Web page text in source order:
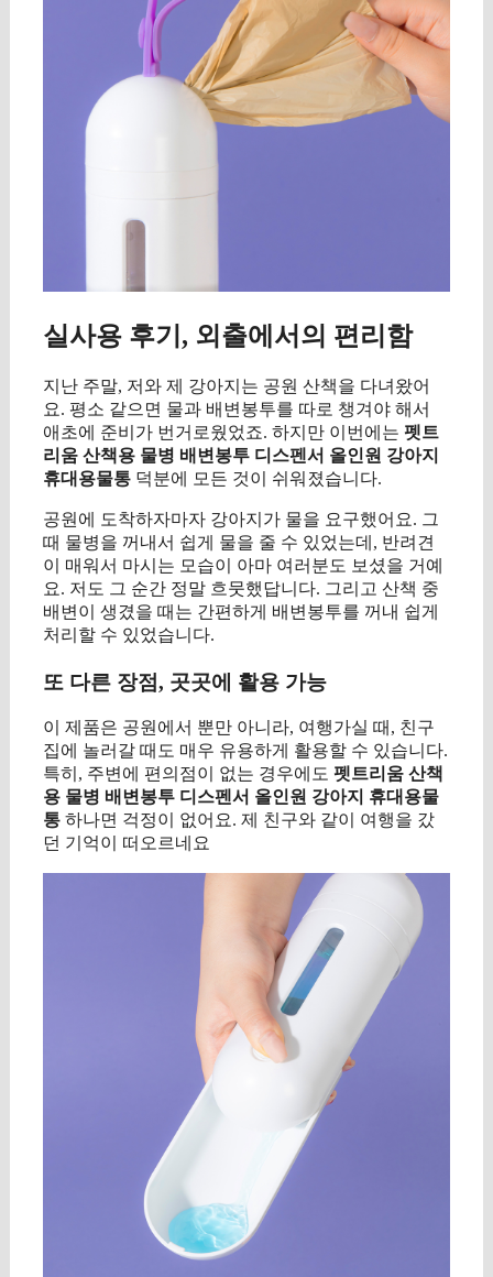
실사용 후기, 외출에서의 편리함
지난 주말, 저와 제 강아지는 공원 산책을 다녀왔어
요. 평소 같으면 물과 배변봉투를 따로 챙겨야 해서
애초에 준비가 번거로웠었죠. 하지만 이번에는 펫트
리움 산책용 물병 배변봉투 디스펜서 올인원 강아지
휴대용물통 덕분에 모든 것이 쉬워졌습니다.
공원에 도착하자마자 강아지가 물을 요구했어요. 그
때 물병을 꺼내서 쉽게 물을 줄 수 있었는데, 반려견
이 매워서 마시는 모습이 아마 여러분도 보셨을 거예
요. 저도 그 순간 정말 흐뭇했답니다. 그리고 산책 중
배변이 생겼을 때는 간편하게 배변봉투를 꺼내 쉽게
처리할 수 있었습니다.
또 다른 장점, 곳곳에 활용 가능
이 제품은 공원에서 뿐만 아니라, 여행가실 때, 친구
집에 놀러갈 때도 매우 유용하게 활용할 수 있습니다.
특히, 주변에 편의점이 없는 경우에도 펫트리움 산책
용 물병 배변봉투 디스펜서 올인원 강아지 휴대용물
통 하나면 걱정이 없어요. 제 친구와 같이 여행을 갔
던 기억이 떠오르네요